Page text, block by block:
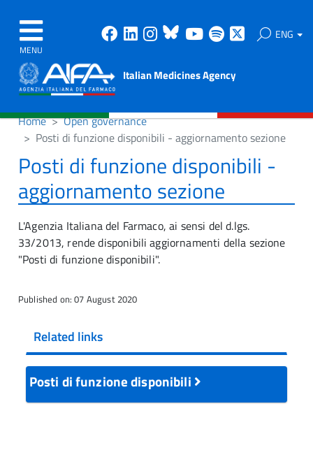
MENU
Facebook
Linkedin
Instagram
Bluesky
Youtube
Spotify ENG
Italian Medicines Agency
Home
Open governance
Posti di funzione disponibili - aggiornamento sezione
Posti di funzione disponibili -
aggiornamento sezione
L'Agenzia Italiana del Farmaco, ai sensi del d.lgs.
33/2013, rende disponibili aggiornamenti della sezione
"Posti di funzione disponibili".
Published on: 07 August 2020
Related links
Posti di funzione disponibili